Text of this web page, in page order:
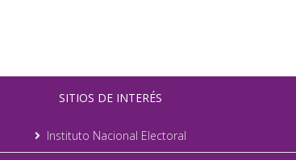
SITIOS DE INTERÉS
Instituto Nacional Electoral